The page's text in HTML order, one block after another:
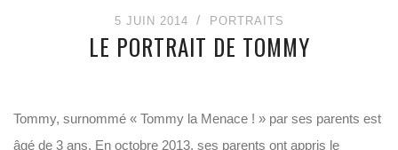
5 JUIN 2014 PORTRAITS
LE PORTRAIT DE TOMMY
Tommy, surnommé « Tommy la Menace ! » par ses parents est
âgé de 3 ans. En octobre 2013, ses parents ont appris le